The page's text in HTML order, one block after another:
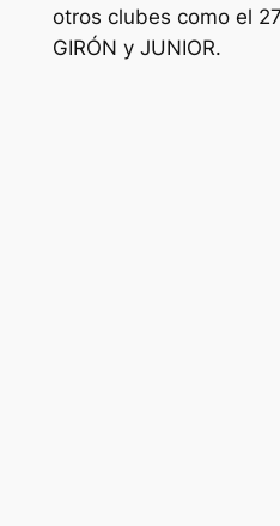
otros clubes como el 27
GIRÓN y JUNIOR.